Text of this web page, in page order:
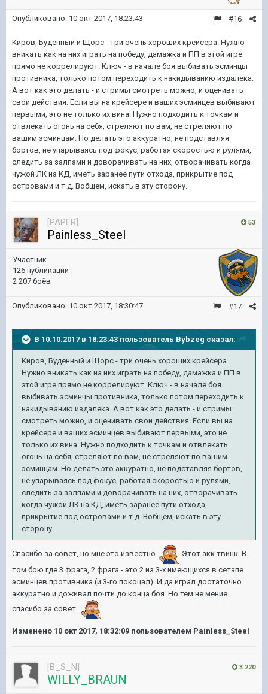
#16
Опубликовано: 10 окт 2017, 18:23:43
Киров, Буденный и Щорс - три очень хороших крейсера. Нужно
вникать как на них играть на победу, дамажка и ПП в этой игре
прямо не коррелируют. Ключ - в начале боя выбивать эсминцы
противника, только потом переходить к накидыванию издалека.
А вот как это делать - и стримы смотреть можно, и оценивать
свои действия. Если вы на крейсере и ваших эсминцев выбивают
первыми, это не только их вина. Нужно подходить к точкам и
отвлекать огонь на себя, стреляют по вам, не стреляют по
вашим эсминцам. Но делать это аккуратно, не подставляя
бортов, не упарываясь под фокус, работая скоростью и рулями,
следить за залпами и доворачивать на них, отворачивать когда
чужой ЛК на КД, иметь заранее пути отхода, прикрытие под
островами и т.д. Вобщем, искать в эту сторону.
53
[PAPER]
Painless_Steel
Участник
126 публикаций
2 207 боёв
#17
Опубликовано: 10 окт 2017, 18:30:47
В 10.10.2017 в 18:23:43 пользователь Bybzeg сказал:
Киров, Буденный и Щорс - три очень хороших крейсера.
Нужно вникать как на них играть на победу, дамажка и ПП в
этой игре прямо не коррелируют. Ключ - в начале боя
выбивать эсминцы противника, только потом переходить к
накидыванию издалека. А вот как это делать - и стримы
смотреть можно, и оценивать свои действия. Если вы на
крейсере и ваших эсминцев выбивают первыми, это не
только их вина. Нужно подходить к точкам и отвлекать
огонь на себя, стреляют по вам, не стреляют по вашим
эсминцам. Но делать это аккуратно, не подставляя бортов,
не упарываясь под фокус, работая скоростью и рулями,
следить за залпами и доворачивать на них, отворачивать
когда чужой ЛК на КД, иметь заранее пути отхода,
прикрытие под островами и т.д. Вобщем, искать в эту
сторону.
Спасибо за совет, но мне это известно
Этот акк твинк. В
том бою где 3 фрага, 2 фрага - это 2 из 3-х имеющихся в сетапе
эсминцев противника (и 3-го покоцал). И да играл достаточно
аккуратно и доживал почти до конца боя. Но тем не мение
спасибо за совет.
Изменено 10 окт 2017, 18:32:09 пользователем Painless_Steel
3 220
[B_S_N]
WILLY_BRAUN